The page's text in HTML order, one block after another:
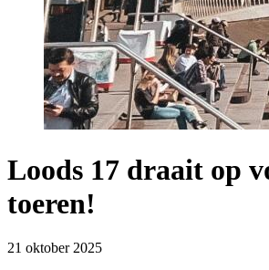
Loods 17 draait op
toeren!
21 oktober 2025